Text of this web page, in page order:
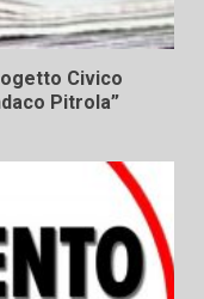
Civico
Pitrola”